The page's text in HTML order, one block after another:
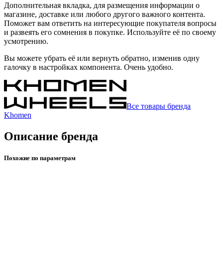
Дополнительная вкладка, для размещения информации о
магазине, доставке или любого другого важного контента.
Поможет вам ответить на интересующие покупателя вопросы
и развеять его сомнения в покупке. Используйте её по своему
усмотрению.
Вы можете убрать её или вернуть обратно, изменив одну
галочку в настройках компонента. Очень удобно.
Все товары бренда
Khomen
Описание бренда
Похожие по параметрам